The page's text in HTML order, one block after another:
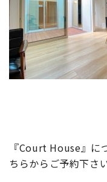
『Court House』に
ちらからご予約下さ